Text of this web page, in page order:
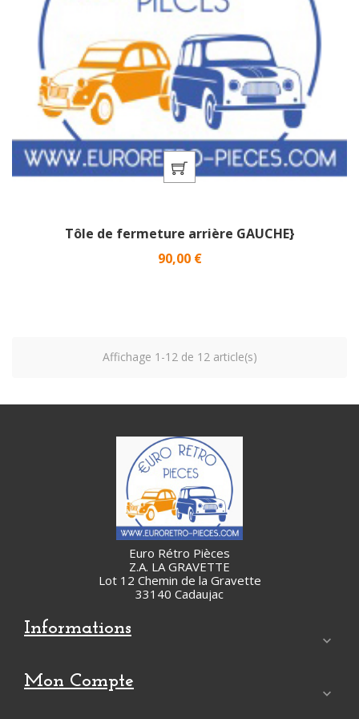
Tôle de fermeture arrière GAUCHE}
Prix
90,00 €
Affichage 1-12 de 12 article(s)
Euro Rétro Pièces
Z.A. LA GRAVETTE
Lot 12 Chemin de la Gravette
33140 Cadaujac
Informations

Mon Compte
